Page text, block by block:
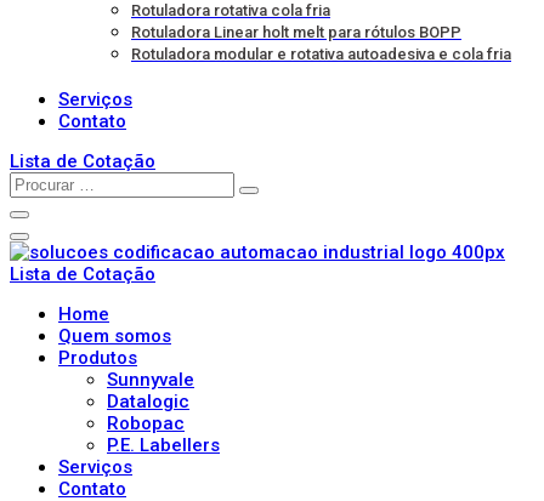
Rotuladora rotativa cola fria
Rotuladora Linear holt melt para rótulos BOPP
Rotuladora modular e rotativa autoadesiva e cola fria
Serviços
Contato
Lista de Cotação
Lista de Cotação
Home
Quem somos
Produtos
Sunnyvale
Datalogic
Robopac
P.E. Labellers
Serviços
Contato